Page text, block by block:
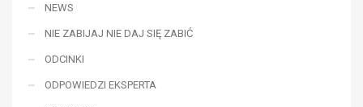
NEWS
NIE ZABIJAJ NIE DAJ SIĘ ZABIĆ
ODCINKI
ODPOWIEDZI EKSPERTA